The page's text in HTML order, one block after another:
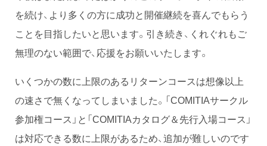
を続け、より多くの方に成功と開催継続を喜んでもらう
ことを目指したいと思います。引き続き、くれぐれもご
無理のない範囲で、応援をお願いいたします。
いくつかの数に上限のあるリターンコースは想像以上
の速さで無くなってしまいました。「COMITIAサークル
参加権コース」と「COMITIAカタログ＆先行入場コース」
は対応できる数に上限があるため、追加が難しいのです